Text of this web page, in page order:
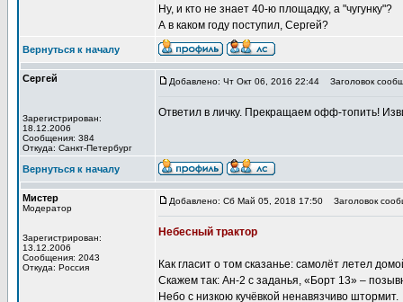
Ну, и кто не знает 40-ю площадку, а "чугунку"?
А в каком году поступил, Сергей?
Вернуться к началу
Сергей
Зарегистрирован:
18.12.2006
Сообщения: 384
Откуда: Санкт-Петербург
Добавлено: Чт Окт 06, 2016 22:44 Заголовок
Ответил в личку. Прекращаем офф-топить!
Вернуться к началу
Мистер
Модератор
Зарегистрирован:
13.12.2006
Сообщения: 2043
Откуда: Россия
Добавлено: Сб Май 05, 2018 17:50 Заголовок
Небесный трактор
Как гласит о том сказанье: самолёт летел
Скажем так: Ан-2 с заданья, «Борт 13» –
Небо с низкою кучёвкой ненавязчиво штормит.